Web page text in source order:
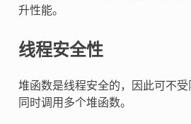
升性能。
线程安全性
堆函数是线程安全的，因此可不
同时调用多个堆函数。